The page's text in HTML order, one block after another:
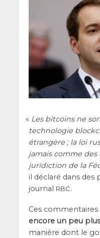
« Les bit­coins ne
tech­no­lo­gie
étran­gère ; la loi
jamais comme des
juridic­tion de la
il décla­ré dans des
jour­nal RBC.
Ces
encore un peu
manière dont le